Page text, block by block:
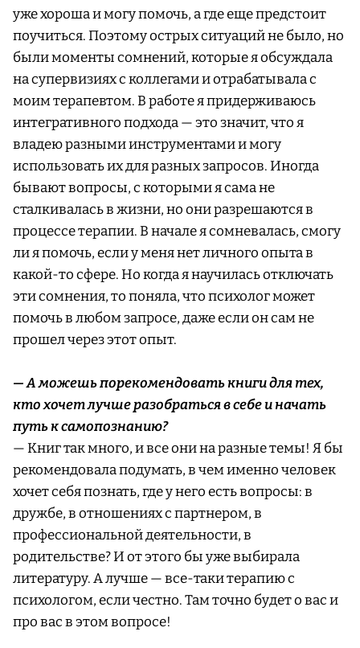
уже хороша и могу помочь, а где еще предстоит
поучиться. Поэтому острых ситуаций не было, но
были моменты сомнений, которые я обсуждала
на супервизиях с коллегами и отрабатывала с
моим терапевтом. В работе я придерживаюсь
интегративного подхода — это значит, что я
владею разными инструментами и могу
использовать их для разных запросов. Иногда
бывают вопросы, с которыми я сама не
сталкивалась в жизни, но они разрешаются в
процессе терапии. В начале я сомневалась, смогу
ли я помочь, если у меня нет личного опыта в
какой-то сфере. Но когда я научилась отключать
эти сомнения, то поняла, что психолог может
помочь в любом запросе, даже если он сам не
прошел через этот опыт.
— А можешь порекомендовать книги для тех,
кто хочет лучше разобраться в себе и начать
путь к самопознанию?
— Книг так много, и все они на разные темы! Я бы
рекомендовала подумать, в чем именно человек
хочет себя познать, где у него есть вопросы: в
дружбе, в отношениях с партнером, в
профессиональной деятельности, в
родительстве? И от этого бы уже выбирала
литературу. А лучше — все-таки терапию с
психологом, если честно. Там точно будет о вас и
про вас в этом вопросе!